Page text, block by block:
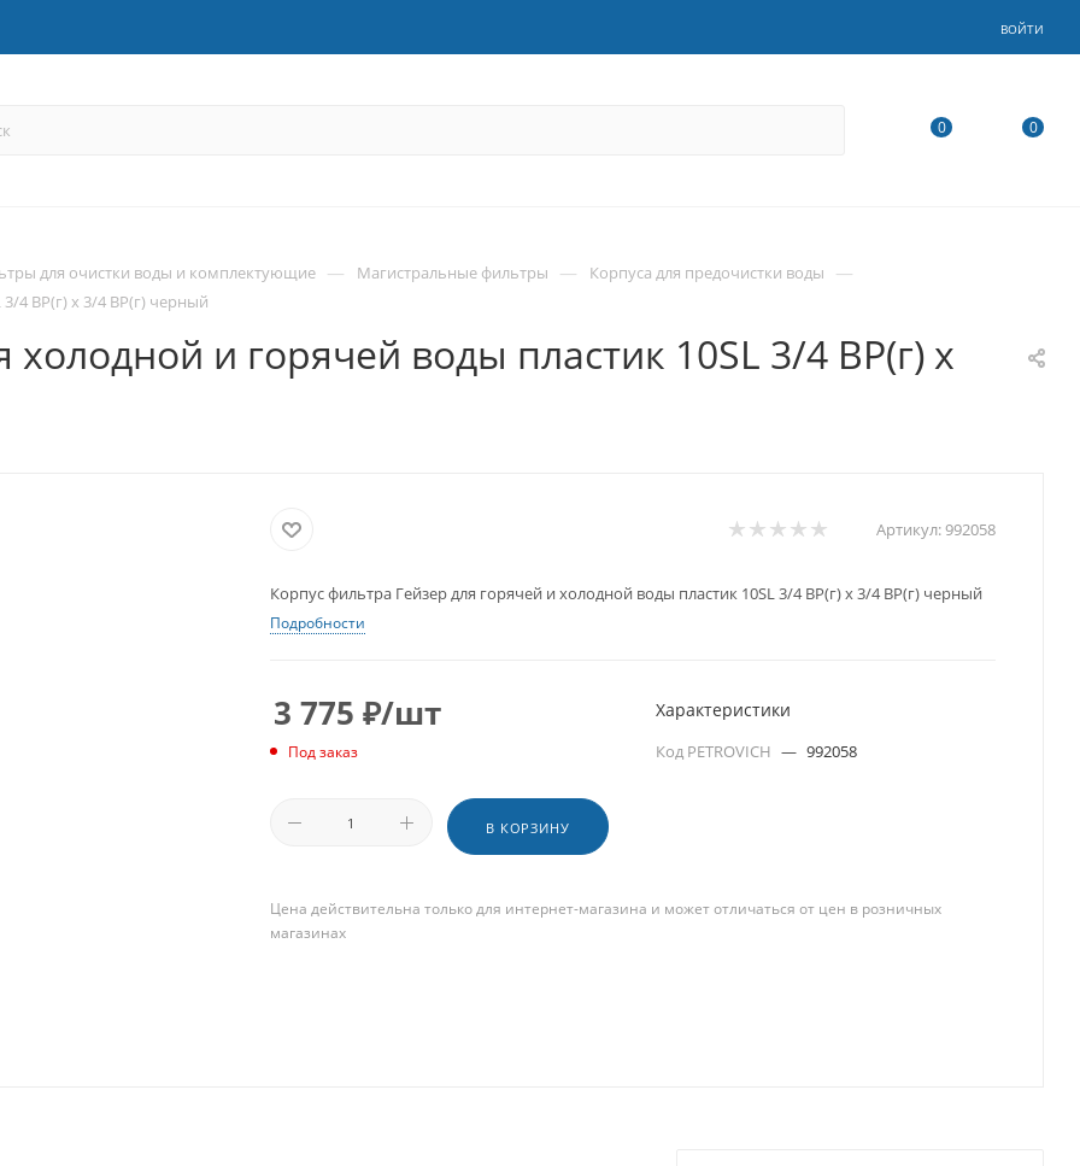
ВОЙТИ
0 0
для очистки воды и комплектующие — Магистральные фильтры — Корпуса для предочистки воды —
4 ВР(г) х 3/4 ВР(г) черный
и горячей воды пластик 10SL 3/4 ВР(г) х
Артикул:992058
Корпус фильтра Гейзер для горячей и холодной воды пластик 10SL 3/4 ВР(г) х 3/4 ВР(г) черный
Подробности
3 775 ₽/шт
Под заказ
В КОРЗИНУ
Характеристики
Код PETROVICH — 992058
Цена действительна только для интернет-магазина и может отличаться от цен в розничных
магазинах